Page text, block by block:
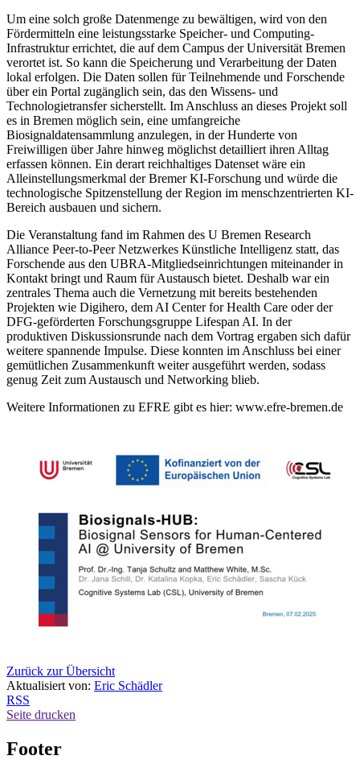
Um eine solch große Datenmenge zu bewältigen, wird von den
Fördermitteln eine leistungsstarke Speicher- und Computing-
Infrastruktur errichtet, die auf dem Campus der Universität Bremen
verortet ist. So kann die Speicherung und Verarbeitung der Daten
lokal erfolgen. Die Daten sollen für Teilnehmende und Forschende
über ein Portal zugänglich sein, das den Wissens- und
Technologietransfer sicherstellt. Im Anschluss an dieses Projekt soll
es in Bremen möglich sein, eine umfangreiche
Biosignaldatensammlung anzulegen, in der Hunderte von
Freiwilligen über Jahre hinweg möglichst detailliert ihren Alltag
erfassen können. Ein derart reichhaltiges Datenset wäre ein
Alleinstellungsmerkmal der Bremer KI-Forschung und würde die
technologische Spitzenstellung der Region im menschzentrierten KI-
Bereich ausbauen und sichern.
Die Veranstaltung fand im Rahmen des U Bremen Research
Alliance Peer-to-Peer Netzwerkes Künstliche Intelligenz statt, das
Forschende aus den UBRA-Mitgliedseinrichtungen miteinander in
Kontakt bringt und Raum für Austausch bietet. Deshalb war ein
zentrales Thema auch die Vernetzung mit bereits bestehenden
Projekten wie Digihero, dem AI Center for Health Care oder der
DFG-geförderten Forschungsgruppe Lifespan AI. In der
produktiven Diskussionsrunde nach dem Vortrag ergaben sich dafür
weitere spannende Impulse. Diese konnten im Anschluss bei einer
gemütlichen Zusammenkunft weiter ausgeführt werden, sodass
genug Zeit zum Austausch und Networking blieb.
Weitere Informationen zu EFRE gibt es hier: www.efre-bremen.de
Zurück zur Übersicht
Aktualisiert von: Eric Schädler
RSS
Seite drucken
Footer